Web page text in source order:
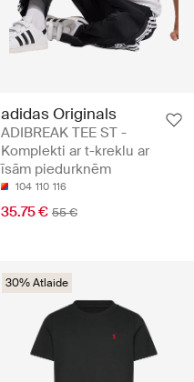
adidas Originals
ADIBREAK TEE ST -
Komplekti ar t-kreklu ar
īsām piedurknēm
104 110 116
35.75 € 55 €
30% Atlaide